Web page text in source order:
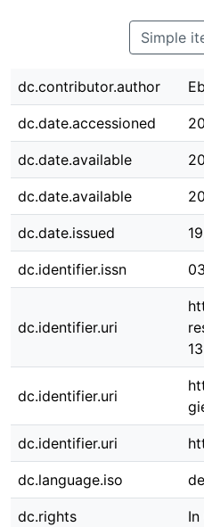
Simple
dc.contributor.author
dc.date.accessioned
dc.date.available
dc.date.available
dc.date.issued
dc.identifier.issn
dc.identifier.uri
dc.identifier.uri
dc.identifier.uri
dc.language.iso de
dc.rights